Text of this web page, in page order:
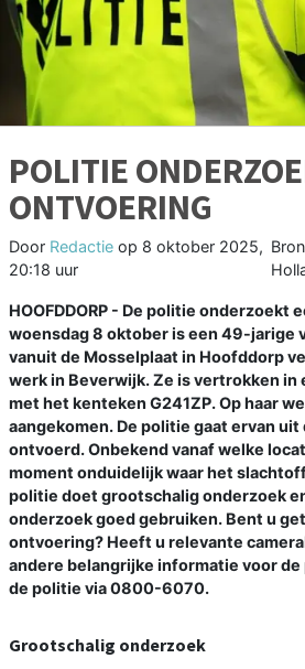
POLITIE
ONTVOERING
Door Redactie op 8 oktober 2025,
20:18 uur
HOOFDDORP - De politie onderzoekt
woensdag 8 oktober is een 49-jarige
vanuit de Mosselplaat in Hoofddorp
werk in Beverwijk. Ze is vertrokken in
met het kenteken G241ZP. Op haar
aangekomen. De politie gaat ervan
ontvoerd. Onbekend vanaf welke
moment onduidelijk waar het
politie doet grootschalig onderzoek
onderzoek goed gebruiken. Bent u
ontvoering? Heeft u relevante
andere belangrijke informatie voor
de politie via 0800-6070.
Grootschalig onderzoek